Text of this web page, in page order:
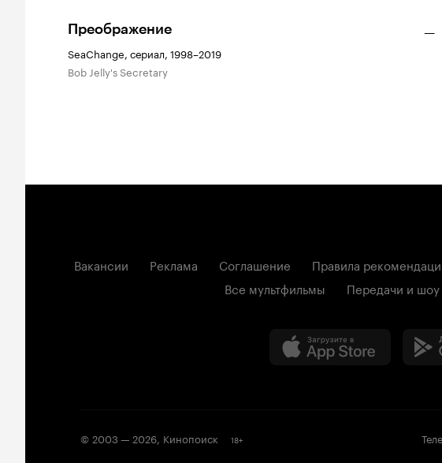
Преображение
SeaChange, сериал, 1998–2019
Bob Jelly's Secretary
—
Вакансии Реклама Соглашение Правила
Все мультфильмы
Передачи и шоу
© 2003 —2026, Кинопоиск 18+